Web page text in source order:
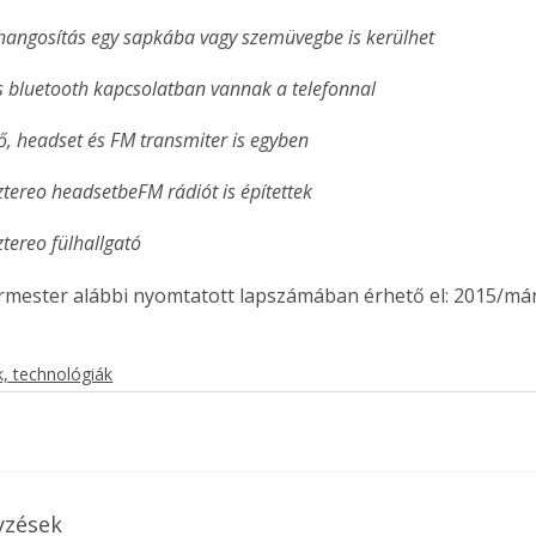
egy sapkába vagy szemüvegbe is kerülhet
bluetooth kapcsolatban vannak a telefonnal
headset és FM transmiter is egyben
headsetbeFM rádiót is építettek
fülhallgató
alábbi nyomtatott lapszámában érhető el: 2015/
technológiák